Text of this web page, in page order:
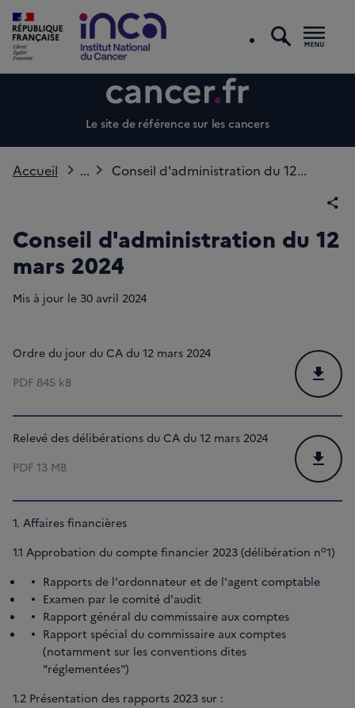
Le site de référence sur les cancers
Accueil ... Conseil d'administration du 12...
Conseil d'administration du 12
mars 2024
Mis à jour le 30 avril 2024
Ordre du jour du CA du 12 mars 2024
PDF 845 kB
Relevé des délibérations du CA du 12 mars 2024
PDF 13 MB
1. Affaires financières
1.1 Approbation du compte financier 2023 (délibération no1)
Rapports de l'ordonnateur et de l'agent comptable
Examen par le comité d'audit
Rapport général du commissaire aux comptes
Rapport spécial du commissaire aux comptes
(notamment sur les conventions dites
"réglementées")
1.2 Présentation des rapports 2023 sur :